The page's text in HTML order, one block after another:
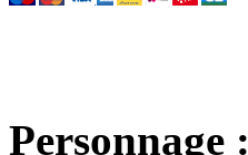
Personnage :